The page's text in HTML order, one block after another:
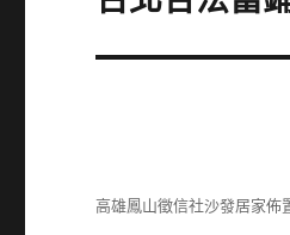
篇
高雄鳳山徵信社沙發居家佈